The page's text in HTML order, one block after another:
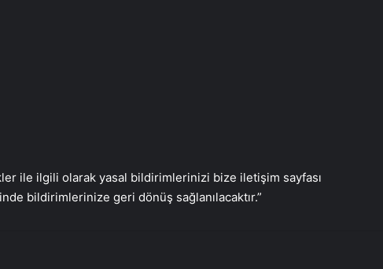
ile ilgili olarak yasal bildirimlerinizi bize iletişim sayfası
bildirimlerinize geri dönüş sağlanılacaktır.”
Peker Açıkalın’ın son halini görenler
tanıyamadı, saçlarını kazıtıp bıyık
bıraktı